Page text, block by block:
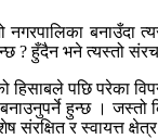
बनाउँदा
? हुँदैन भने त्यस्तो
हिसाबले पछि परेका
हुन्छ ।
संरक्षित र स्वायत्त